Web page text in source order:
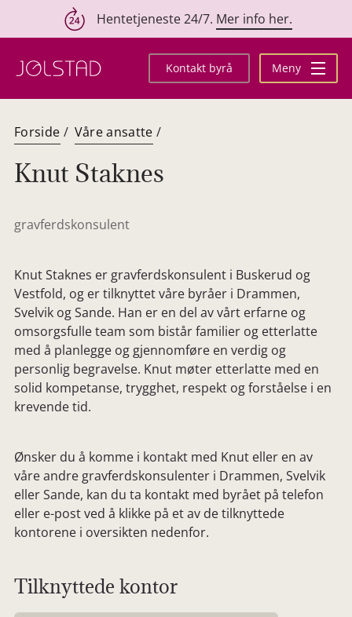
innhold
Hentetjeneste 24/7. Mer info her.
Kontakt byrå Meny
Forside / Våre ansatte /
Knut Staknes
gravferdskonsulent
Knut Staknes er gravferdskonsulent i Buskerud og
Vestfold, og er tilknyttet våre byråer i Drammen,
Svelvik og Sande. Han er en del av vårt erfarne og
omsorgsfulle team som bistår familier og etterlatte
med å planlegge og gjennomføre en verdig og
personlig begravelse. Knut møter etterlatte med en
solid kompetanse, trygghet, respekt og forståelse i en
krevende tid.
Ønsker du å komme i kontakt med Knut eller en av
våre andre gravferdskonsulenter i Drammen, Svelvik
eller Sande, kan du ta kontakt med byrået på telefon
eller e-post ved å klikke på et av de tilknyttede
kontorene i oversikten nedenfor.
Tilknyttede kontor